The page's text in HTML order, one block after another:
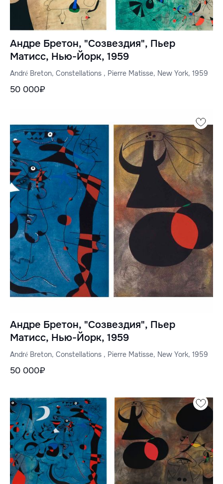
Андре Бретон, "Созвездия", Пьер
Матисс, Нью-Йорк, 1959
André Breton, Constellations , Pierre Matisse, New York, 1959
50 000₽
Андре Бретон, "Созвездия", Пьер
Матисс, Нью-Йорк, 1959
André Breton, Constellations , Pierre Matisse, New York, 1959
50 000₽